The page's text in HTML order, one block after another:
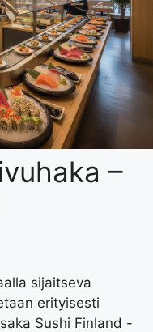
–
sijaitseva
erityisesti
Sushi Finland -